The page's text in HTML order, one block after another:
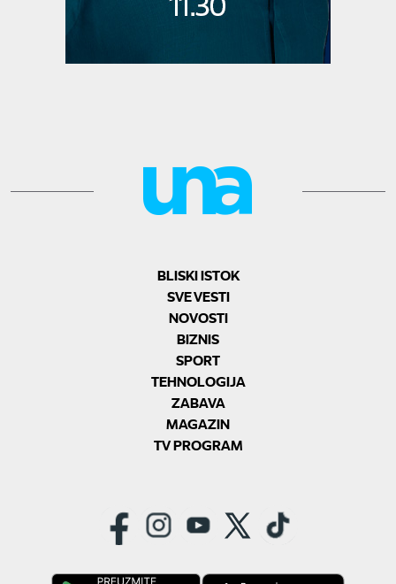
BLISKI ISTOK
SVE VESTI
NOVOSTI
BIZNIS
SPORT
TEHNOLOGIJA
ZABAVA
MAGAZIN
TV PROGRAM